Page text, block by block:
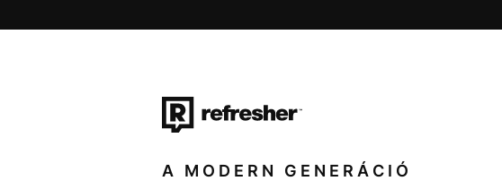
A MODERN GENERÁCIÓ